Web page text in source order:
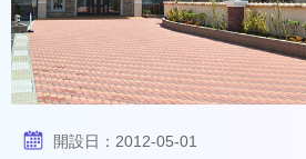
開設日： 2012-05-01